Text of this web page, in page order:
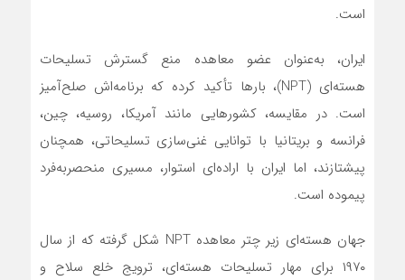
است.
ایران، به‌عنوان عضو معاهده منع گسترش تسلیحات
هسته‌ای (NPT)، بارها تأکید کرده که برنامه‌اش صلح‌آمیز
است. در مقایسه، کشورهایی مانند آمریکا، روسیه، چین،
فرانسه و بریتانیا با توانایی غنی‌سازی تسلیحاتی، همچنان
پیشتازند، اما ایران با اراده‌ای استوار، مسیری منحصربه‌فرد
پیموده است.
جهان هسته‌ای زیر چتر معاهده NPT شکل گرفته که از سال
۱۹۷۰ برای مهار تسلیحات هسته‌ای، ترویج خلع سلاح و